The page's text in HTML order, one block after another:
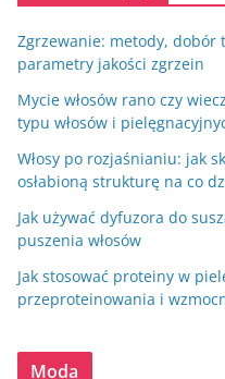
Zgrzewanie: metody,
parametry jakości zgrzein
Mycie włosów rano czy
typu włosów i
Włosy po rozjaśnianiu: jak
osłabioną strukturę na co
Jak używać dyfuzora do
puszenia włosów
Jak stosować proteiny w
przeproteinowania i
Moda